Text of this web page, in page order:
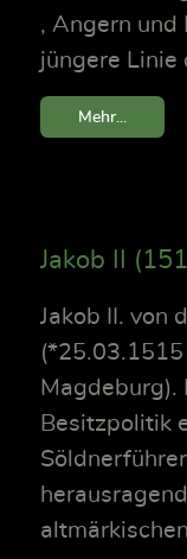
, Angern und
jüngere Linie
Mehr...
Jakob II
Jakob II. von
Magdeburg).
Besitzpolitik